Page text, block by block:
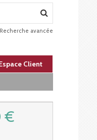
Recherche avancée
Client
€